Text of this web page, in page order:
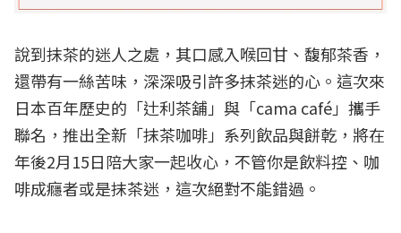
說到抹茶的迷人之處，其口感入喉回甘、馥郁茶香，
還帶有一絲苦味，深深吸引許多抹茶迷的心。這次來
日本百年歷史的「辻利茶舖」與「cama café」攜手
聯名，推出全新「抹茶咖啡」系列飲品與餅乾，將在
年後2月15日陪大家一起收心，不管你是飲料控、咖
啡成癮者或是抹茶迷，這次絕對不能錯過。